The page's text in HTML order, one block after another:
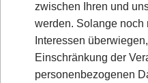
zwischen Ihren und
werden. Solange noch
Interessen
Einschränkung der
personenbezogenen